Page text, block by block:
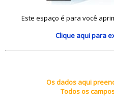
Este espaço é para você
Clique aquipara
Os dados aqui
Todos os